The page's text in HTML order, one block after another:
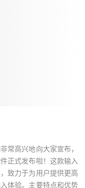
常高兴地向大家宣布，
正式发布啦！这款输入
致力于为用户提供更高
体验。主要特点和优势